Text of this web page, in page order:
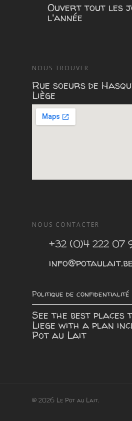
Ouvert tout les
l'année
NOUS TROUVER
Rue soeurs de
Liège
NOUS CONTACTER
+32 (0)4 222 07
info@potaulait.be
Politique de confidentialité
See the best places
Liege with a plan
Pot au Lait
© 2026 Le Pot au Lait.